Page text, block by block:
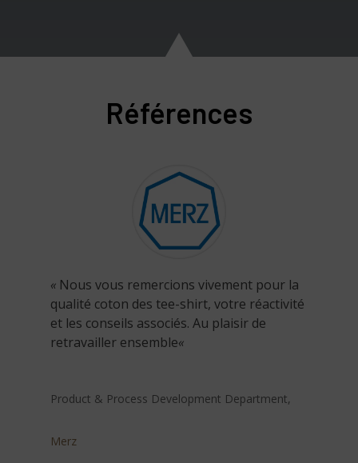
Références
« Nous vous remercions vivement pour la
qualité coton des tee-shirt, votre réactivité
et les conseils associés. Au plaisir de
retravailler ensemble«
Product & Process Development Department,
Merz